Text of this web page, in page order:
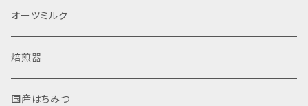
オーツミルク
焙煎器
国産はちみつ